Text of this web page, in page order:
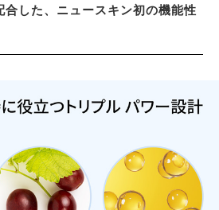
合した、ニュースキン初の機能性